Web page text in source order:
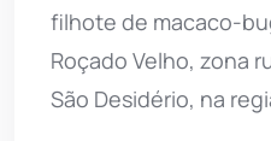
filhote de macaco-
Roçado Velho, zona
São Desidério, na